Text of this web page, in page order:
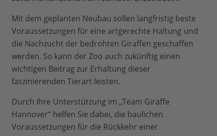
Mit dem geplanten Neubau sollen langfristig beste
Voraussetzungen für eine artgerechte Haltung und
die Nachzucht der bedrohten Giraffen geschaffen
werden. So kann der Zoo auch zukünftig einen
wichtigen Beitrag zur Erhaltung dieser
faszinierenden Tierart leisten.
Durch Ihre Unterstützung im „Team Giraffe
Hannover“ helfen Sie dabei, die baulichen
Voraussetzungen für die Rückkehr einer